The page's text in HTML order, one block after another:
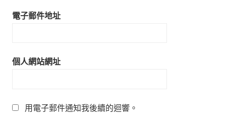
電子郵件地址
個人網站網址
用電子郵件通知我後續的迴響。